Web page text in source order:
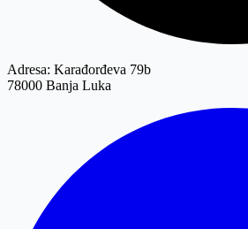
Adresa: Karađorđeva 79b
78000 Banja Luka